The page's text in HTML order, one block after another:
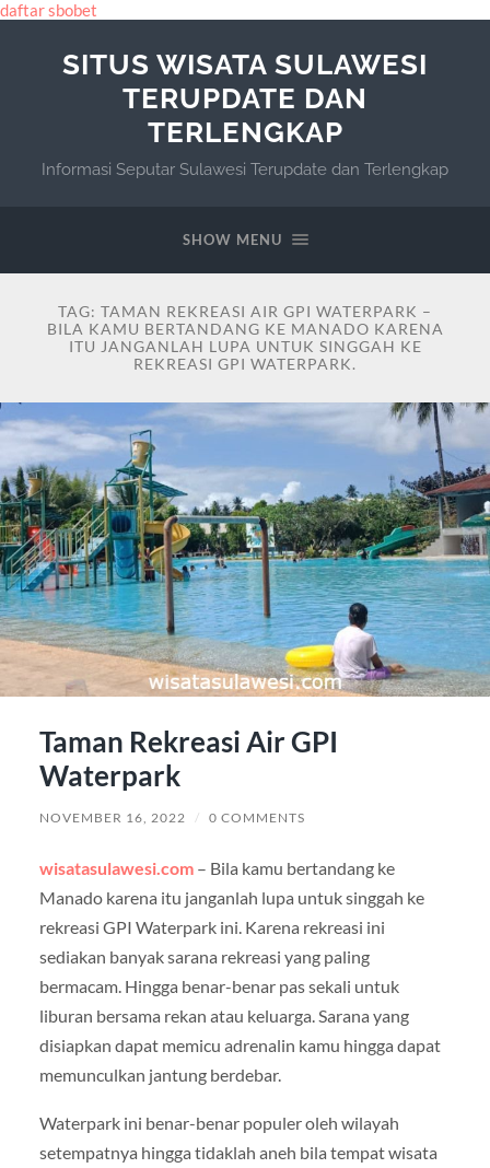
daftar sbobet
SITUS WISATA SULAWESI
TERUPDATE DAN
TERLENGKAP
Informasi Seputar Sulawesi Terupdate dan Terlengkap
SHOW MENU
TAG: TAMAN REKREASI AIR GPI WATERPARK –
BILA KAMU BERTANDANG KE MANADO KARENA
ITU JANGANLAH LUPA UNTUK SINGGAH KE
REKREASI GPI WATERPARK.
Taman Rekreasi Air GPI
Waterpark
NOVEMBER 16, 2022 / 0 COMMENTS
wisatasulawesi.com– Bila kamu bertandang ke
Manado karena itu janganlah lupa untuk singgah ke
rekreasi GPI Waterpark ini. Karena rekreasi ini
sediakan banyak sarana rekreasi yang paling
bermacam. Hingga benar-benar pas sekali untuk
liburan bersama rekan atau keluarga. Sarana yang
disiapkan dapat memicu adrenalin kamu hingga dapat
memunculkan jantung berdebar.
Waterpark ini benar-benar populer oleh wilayah
setempatnya hingga tidaklah aneh bila tempat wisata